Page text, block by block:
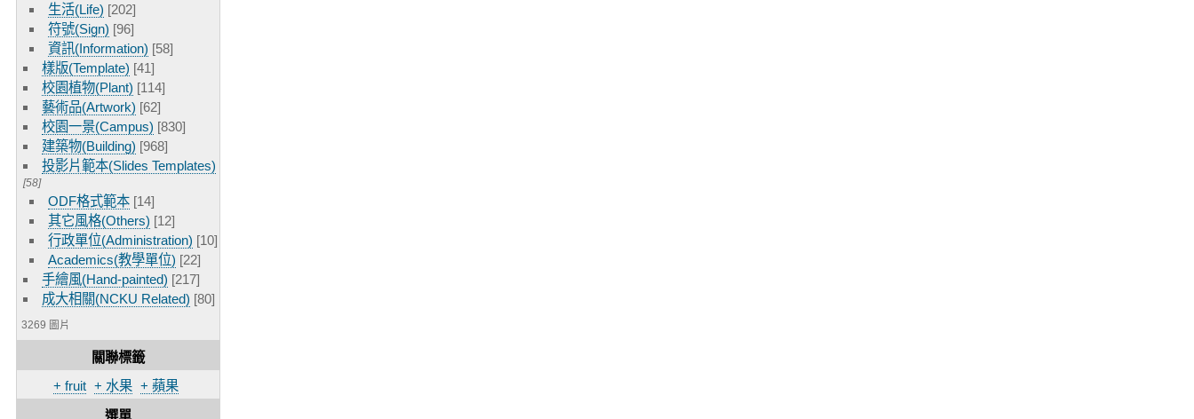
生活(Life) [202]
符號(Sign) [96]
資訊(Information) [58]
樣版(Template) [41]
校園植物(Plant) [114]
藝術品(Artwork) [62]
校園一景(Campus) [830]
建築物(Building) [968]
投影片範本(Slides Templates)
[58]
ODF格式範本 [14]
其它風格(Others) [12]
行政單位(Administration) [10]
Academics(教學單位) [22]
手繪風(Hand-painted) [217]
成大相關(NCKU Related) [80]
3269 圖片
關聯標籤
+ fruit + 水果 + 蘋果
選單